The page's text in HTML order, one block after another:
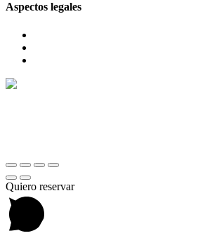
Aspectos legales
Quiero reservar